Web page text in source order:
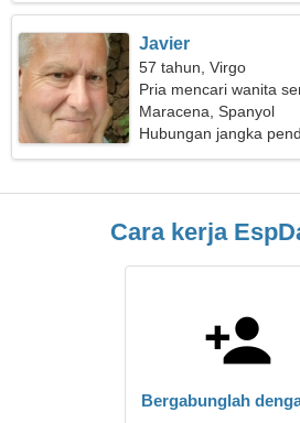
Javier
57 tahun, Virgo
Pria mencari wanita
Maracena, Spanyol
Hubungan jangka
Cara kerja
Bergabunglah